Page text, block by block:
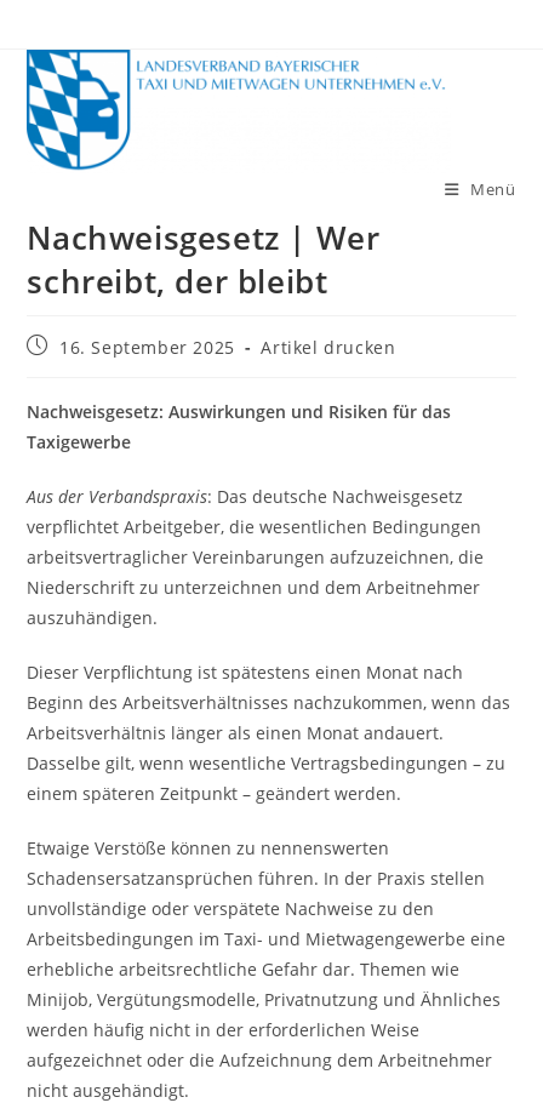
Inhalt
springen
Menü
Nachweisgesetz | Wer
schreibt, der bleibt
Beitrag16. September 2025 Artikel drucken
Nachweisgesetz: Auswirkungen und Risiken für das
Taxigewerbe
Aus der Verbandspraxis: Das deutsche Nachweisgesetz
verpflichtet Arbeitgeber, die wesentlichen Bedingungen
arbeitsvertraglicher Vereinbarungen aufzuzeichnen, die
Niederschrift zu unterzeichnen und dem Arbeitnehmer
auszuhändigen.
Dieser Verpflichtung ist spätestens einen Monat nach
Beginn des Arbeitsverhältnisses nachzukommen, wenn das
Arbeitsverhältnis länger als einen Monat andauert.
Dasselbe gilt, wenn wesentliche Vertragsbedingungen – zu
einem späteren Zeitpunkt – geändert werden.
Etwaige Verstöße können zu nennenswerten
Schadensersatzansprüchen führen. In der Praxis stellen
unvollständige oder verspätete Nachweise zu den
Arbeitsbedingungen im Taxi- und Mietwagengewerbe eine
erhebliche arbeitsrechtliche Gefahr dar. Themen wie
Minijob, Vergütungsmodelle, Privatnutzung und Ähnliches
werden häufig nicht in der erforderlichen Weise
aufgezeichnet oder die Aufzeichnung dem Arbeitnehmer
nicht ausgehändigt.